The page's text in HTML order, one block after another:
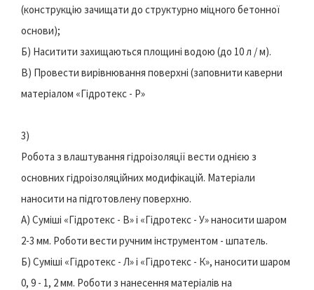
(конструкцію зачищати до структурно міцного бетонної
основи);
Б) Наситити захищаються площині водою (до 10 л / м).
В) Провести вирівнювання поверхні (заповнити каверни
матеріалом «Гідротекс - Р»
3)
Робота з влаштування гідроізоляції вести однією з
основних гідроізоляційних модифікацій. Матеріали
наносити на підготовлену поверхню.
А) Суміші «Гідротекс - В» і «Гідротекс - У» наносити шаром
2-3 мм. Роботи вести ручним інструментом - шпатель.
Б) Суміші «Гідротекс - Л» і «Гідротекс - К», наносити шаром
0, 9 - 1, 2 мм. Роботи з нанесення матеріалів на